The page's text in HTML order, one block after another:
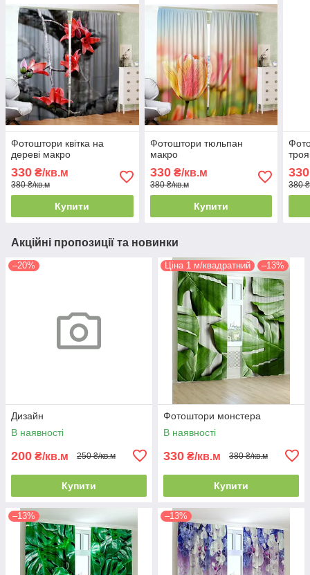
Фотоштори квітка на
дереві макро
330 ₴/кв.м
380 ₴/кв.м
Купити
Фотоштори тюльпан
макро
330₴/кв.м
380 ₴/кв.м
Купити
330
380
Акційні пропозиції та новинки
–20%
Дизайн
В наявності
200 ₴/кв.м 250 ₴/кв.м
Купити
Ціна 1 м/квадратний –13%
Фотоштори монстера
В наявності
330 ₴/кв.м 380 ₴/кв.м
Купити
–13% –13%